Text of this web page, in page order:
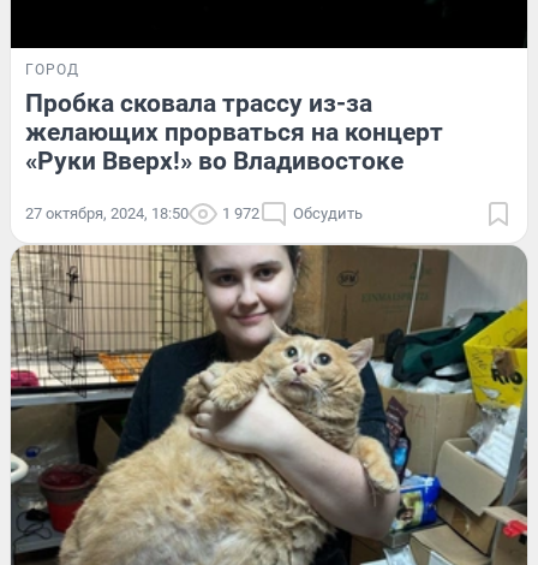
ГОРОД
Пробка сковала трассу из-за
желающих прорваться на концерт
«Руки Вверх!» во Владивостоке
27 октября, 2024, 18:50 1 972 Обсудить